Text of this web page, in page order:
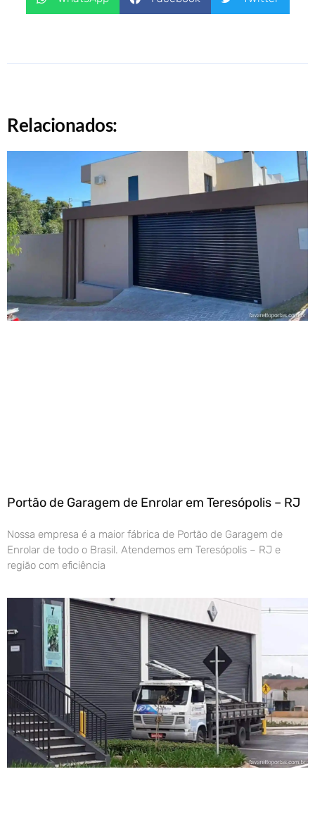
Relacionados:
Portão de Garagem de Enrolar em Teresópolis – RJ
Nossa empresa é a maior fábrica de Portão de Garagem de
Enrolar de todo o Brasil. Atendemos em Teresópolis – RJ e
região com eficiência